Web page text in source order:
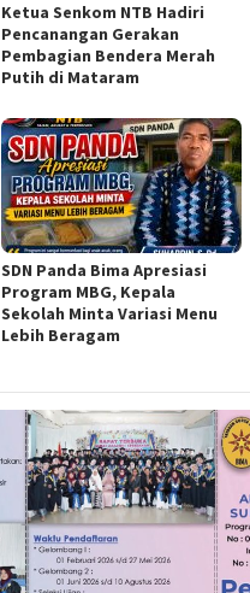
Ketua Senkom NTB Hadiri
Pencanangan Gerakan
Pembagian Bendera Merah
Putih di Mataram
SDN Panda Bima Apresiasi
Program MBG, Kepala
Sekolah Minta Variasi Menu
Lebih Beragam